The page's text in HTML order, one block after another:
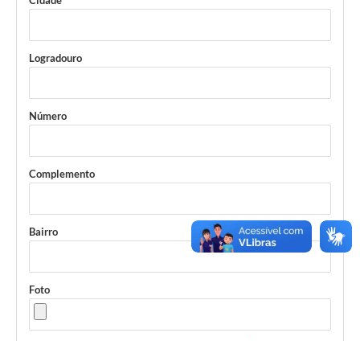
Logradouro
Número
Complemento
Bairro
Foto